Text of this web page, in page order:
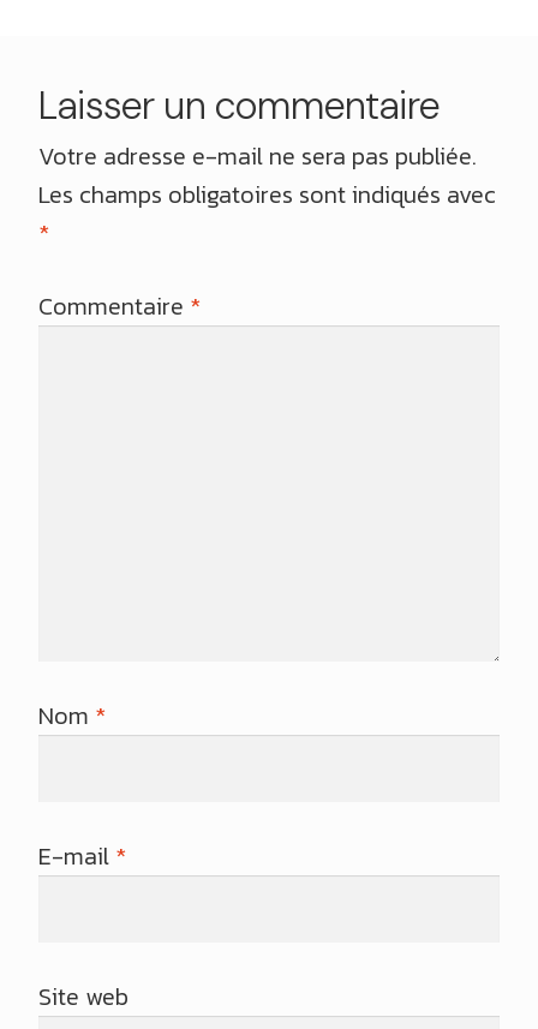
Laisser un commentaire
Votre adresse e-mail ne sera pas publiée.
Les champs obligatoires sont indiqués avec
*
Commentaire *
Nom *
E-mail *
Site web